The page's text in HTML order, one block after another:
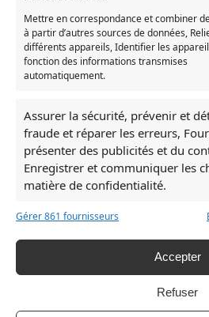
Mettre en correspondance et combiner
à partir d’autres sources de données,
différents appareils, Identifier les
fonction des informations transmises
automatiquement.
Assurer la sécurité, prévenir et
fraude et réparer les erreurs,
présenter des publicités et du
Enregistrer et communiquer les
matière de confidentialité.
Gérer 861 fournisseurs
Accepter
Refuser
Rupture de stock
Body Mon Voisin Totoro
42,45€
Choix des options
Livraison Offerte